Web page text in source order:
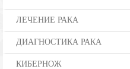
ЛЕЧЕНИЕ РАКА
ДИАГНОСТИКА РАКА
КИБЕРНОЖ